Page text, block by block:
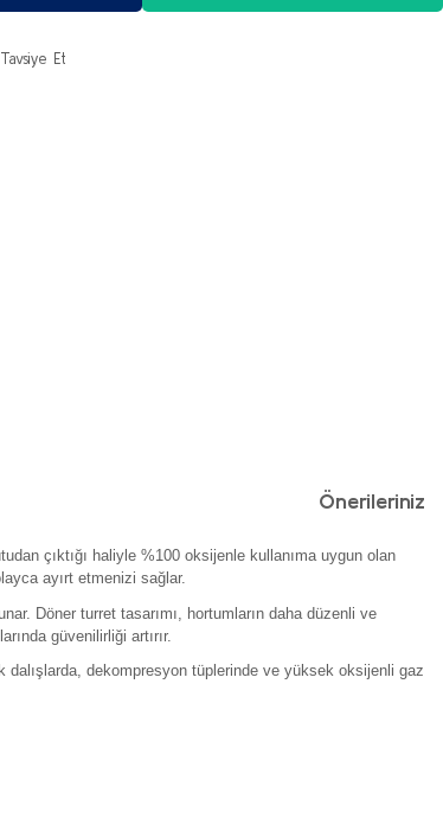
Tavsiye Et
Önerileriniz
çıktığı haliyle %100 oksijenle kullanıma uygun olan
ayırt etmenizi sağlar.
Döner turret tasarımı, hortumların daha düzenli ve
güvenilirliği artırır.
dekompresyon tüplerinde ve yüksek oksijenli gaz